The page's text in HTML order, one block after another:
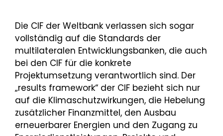
Die CIF der Weltbank verlassen sich sogar
vollständig auf die Standards der
multilateralen Entwicklungsbanken, die auch
bei den CIF für die konkrete
Projektumsetzung verantwortlich sind. Der
„results framework“ der CIF bezieht sich nur
auf die Klimaschutzwirkungen, die Hebelung
zusätzlicher Finanzmittel, den Ausbau
erneuerbarer Energien und den Zugang zu